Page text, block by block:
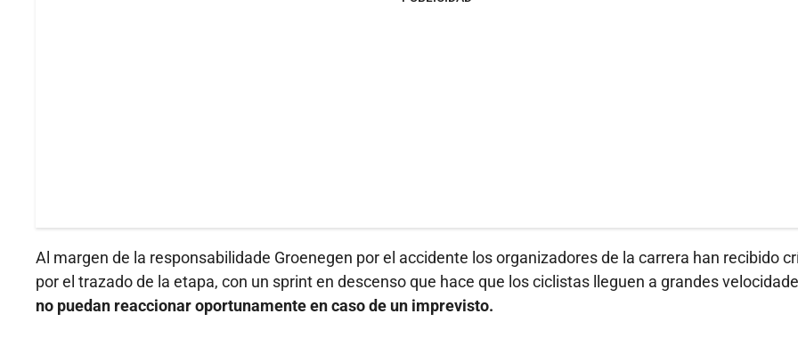
Al margen de la responsabilidade Groenegen por el accidente los organizadores de la carrera han recibido
por el trazado de la etapa, con un sprint en descenso que hace que los ciclistas lleguen a grandes
no puedan reaccionar oportunamente en caso de un imprevisto.